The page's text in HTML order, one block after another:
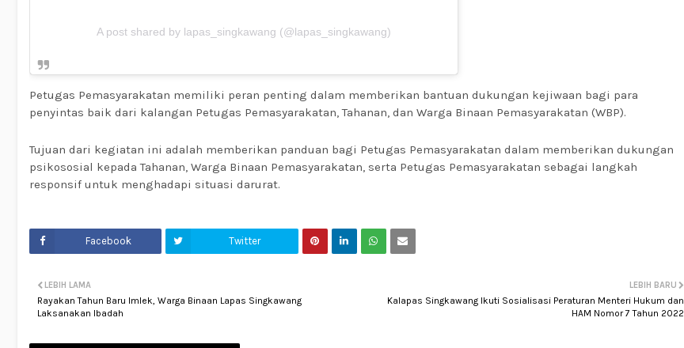
A post shared by lapas_singkawang (@lapas_singkawang)
Petugas Pemasyarakatan memiliki peran penting dalam memberikan bantuan dukungan kejiwaan bagi para
penyintas baik dari kalangan Petugas Pemasyarakatan, Tahanan, dan Warga Binaan Pemasyarakatan (WBP).
Tujuan dari kegiatan ini adalah memberikan panduan bagi Petugas Pemasyarakatan dalam memberikan dukungan
psikososial kepada Tahanan, Warga Binaan Pemasyarakatan, serta Petugas Pemasyarakatan sebagai langkah
responsif untuk menghadapi situasi darurat.
Facebook Twitter
LEBIH BARU
Kalapas Singkawang Ikuti Sosialisasi Peraturan Menteri Hukum dan
HAM Nomor 7 Tahun 2022
LEBIH LAMA
Rayakan Tahun Baru Imlek, Warga Binaan Lapas Singkawang
Laksanakan Ibadah